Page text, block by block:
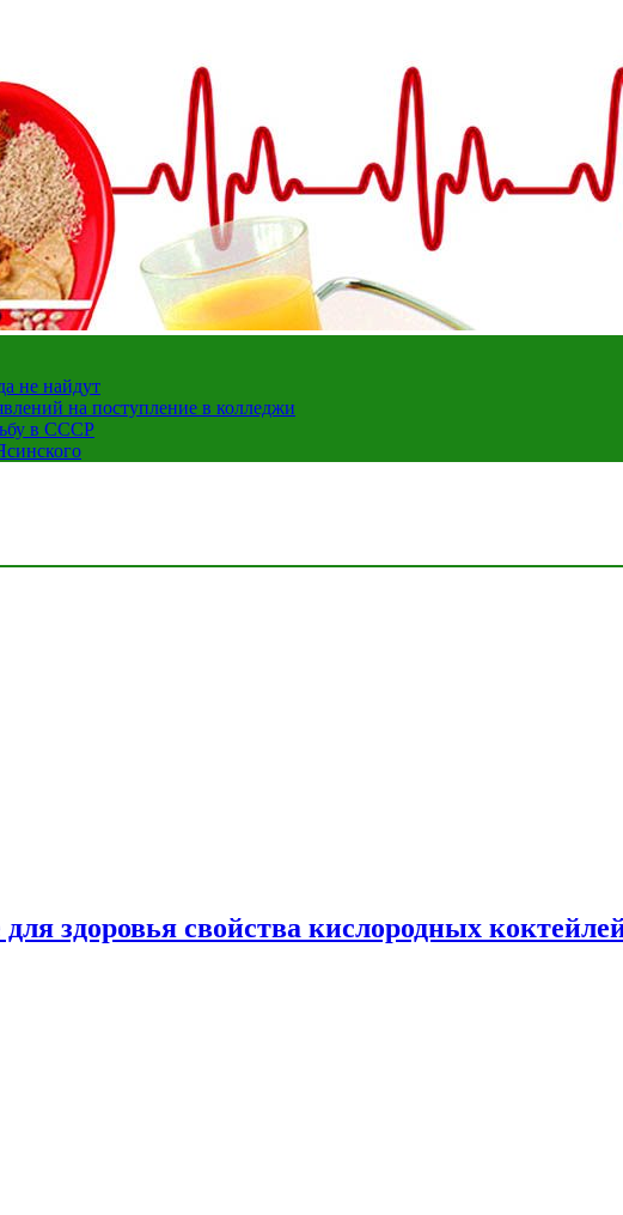
не найдут
на поступление в колледжи
в СССР
здоровья свойства кислородных